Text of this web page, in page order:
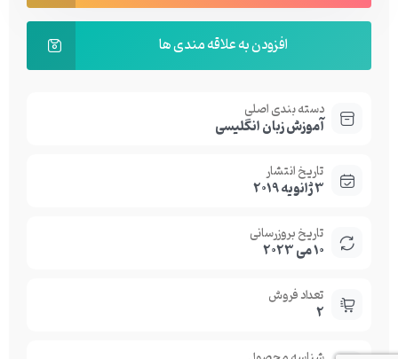
افزودن به علاقه مندی ها
دسته بندی اصلی
آموزش زبان انگلیسی
تاریخ انتشار
3 ژانویه 2019
تاریخ بروزرسانی
10 می 2023
تعداد فروش
2